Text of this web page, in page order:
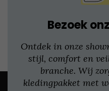
Bezoek
Ontdek in onze
stijl, comfort en
branche. Wij
kledingpakket met